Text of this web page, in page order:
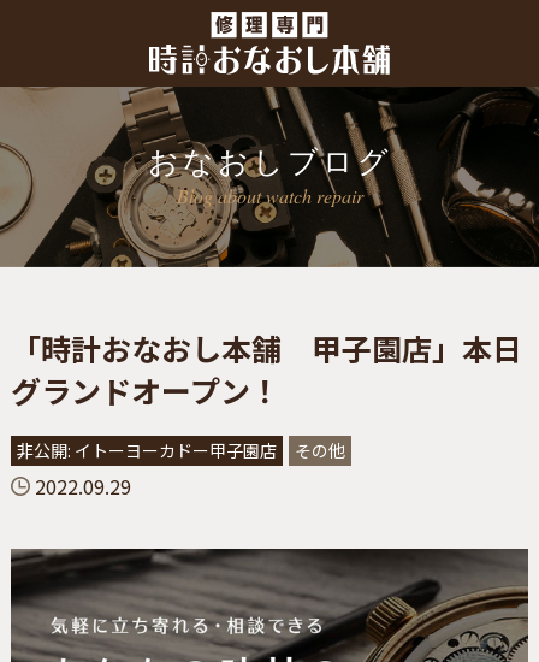
おなおしブログ
Blog about watch repair
「時計おなおし本舗 甲子園店」本日
グランドオープン！
非公開: イトーヨーカドー甲子園店 その他
2022.09.29